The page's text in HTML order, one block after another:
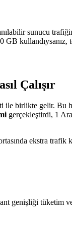
sunucu
Çalışır
ile birlikte gelir. Bu
gerçekleştirdi, 1
ekstra
genişliği tüketim